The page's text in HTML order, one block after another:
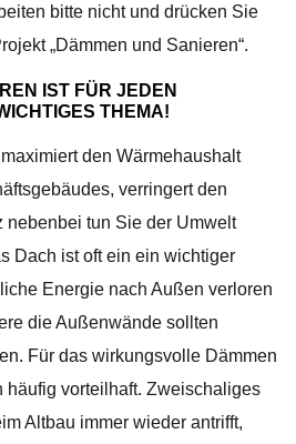
bitte nicht und drücken Sie
„Dämmen und Sanieren“.
IST FÜR JEDEN
THEMA!
den Wärmehaushalt
verringert den
nebenbei tun Sie der Umwelt
Dach ist oft ein ein wichtiger
Energie nach Außen verloren
die Außenwände sollten
Für das wirkungsvolle Dämmen
häufig vorteilhaft. Zweischaliges
Altbau immer wieder antrifft,